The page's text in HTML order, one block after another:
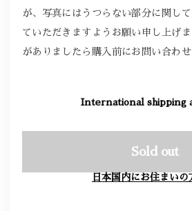
が、写真にはうつらない部分に関し
ていただきますようお願い申し上げ
がありましたら購入前にお問い合わせ
International shipping
Sold out
日本国内にお住まいの